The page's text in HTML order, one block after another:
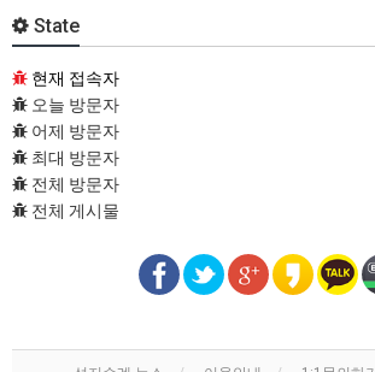
State
현재 접속자
오늘 방문자
어제 방문자
최대 방문자
전체 방문자
전체 게시물